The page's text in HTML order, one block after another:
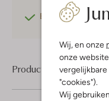
Wij, en onze
onze
"cookies").
Wij
Betaal achteraf
Product informatie